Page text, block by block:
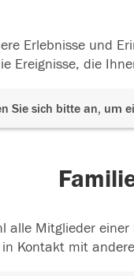
Erlebnisse und
Ereignisse, die
Sie sich bitte an, um
alle Mitglieder
Kontakt mit